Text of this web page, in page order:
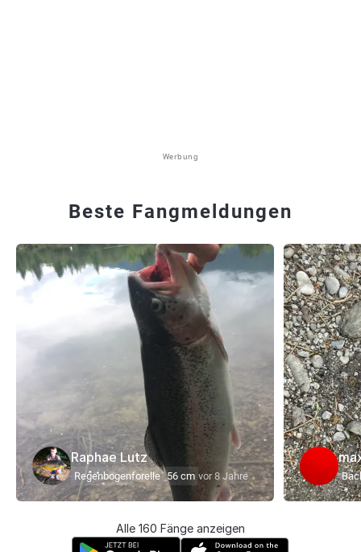
Werbung
Beste Fangmeldungen
Raphae Lutz
Regenbogenforelle 56 cm vor 8 Jahre
Alle 160 Fänge anzeigen